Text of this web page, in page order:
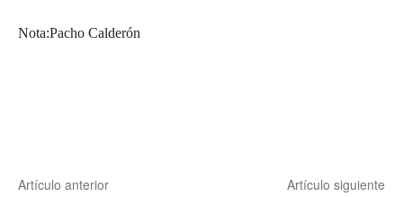
Nota:Pacho Calderón
Artículo anterior Artículo siguiente